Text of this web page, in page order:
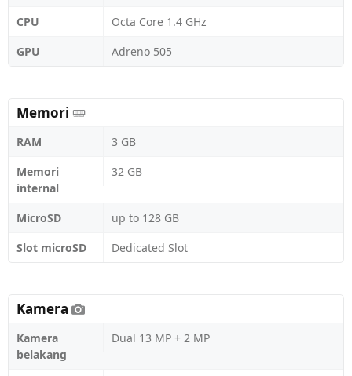
CPU
Octa Core 1.4 GHz
GPU
Adreno 505
Memori
RAM
3 GB
Memori
internal
32 GB
MicroSD
up to 128 GB
Slot microSD
Dedicated Slot
Kamera
Kamera
belakang
Dual 13 MP + 2 MP